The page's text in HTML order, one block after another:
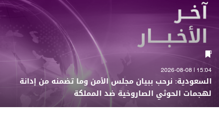
15:04 | 2026-08-08
السعودية: نرحب ببيان مجلس الأمن وما تضمنه من إدانة
لهجمات الحوثي الصاروخية ضد المملكة